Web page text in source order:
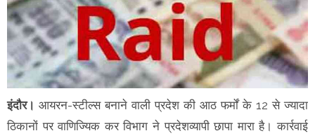
इंदौर। आयरन-स्टील्स बनाने वाली प्रदेश की आठ फर्मों के 12 से ज्यादा
ठिकानों पर वाणिज्यिक कर विभाग ने प्रदेशव्यापी छापा मारा है। कार्रवाई